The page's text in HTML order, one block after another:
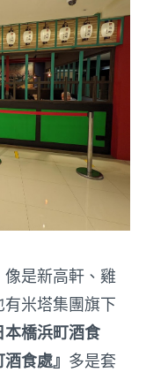
像是新高軒、雞
米塔集團旗下
本橋浜町酒食
食處』 多是套